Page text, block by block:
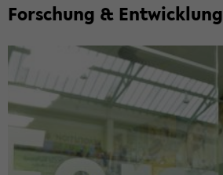
For­schung & Ent­wick­lung